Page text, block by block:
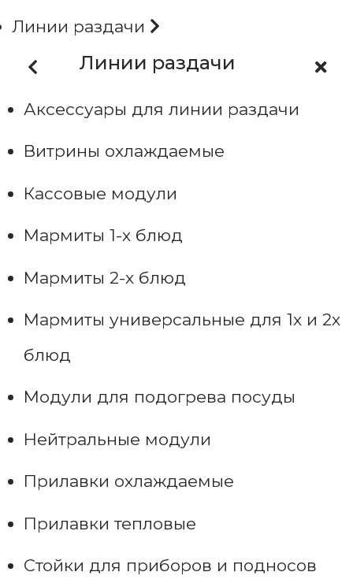
Линии раздачи
Линии раздачи
Аксессуары для линии раздачи
Витрины охлаждаемые
Кассовые модули
Мармиты 1-х блюд
Мармиты 2-х блюд
Мармиты универсальные для 1х и 2х
блюд
Модули для подогрева посуды
Нейтральные модули
Прилавки охлаждаемые
Прилавки тепловые
Стойки для приборов и подносов